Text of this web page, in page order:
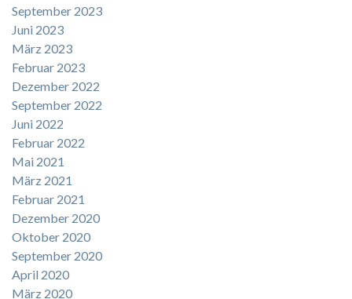
September 2023
Juni 2023
März 2023
Februar 2023
Dezember 2022
September 2022
Juni 2022
Februar 2022
Mai 2021
März 2021
Februar 2021
Dezember 2020
Oktober 2020
September 2020
April 2020
März 2020